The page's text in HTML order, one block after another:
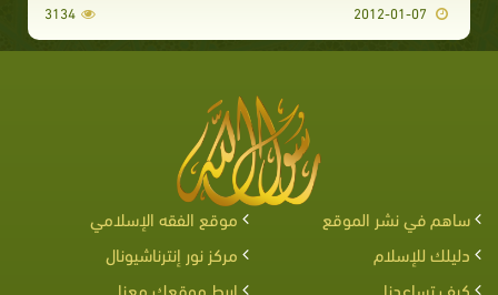
3134
ساهم في نشر الموقع
موقع الفقه الإسلامي
دليلك للإسلام
مركز نور إنترناشيونال
كيف تساعدنا
اربط موقعك معنا